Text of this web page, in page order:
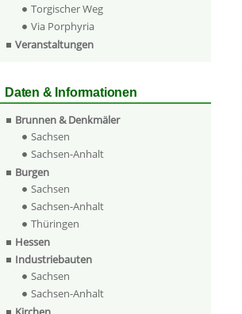
Torgischer Weg
Via Porphyria
Veranstaltungen
Daten & Informationen
Brunnen & Denkmäler
Sachsen
Sachsen-Anhalt
Burgen
Sachsen
Sachsen-Anhalt
Thüringen
Hessen
Industriebauten
Sachsen
Sachsen-Anhalt